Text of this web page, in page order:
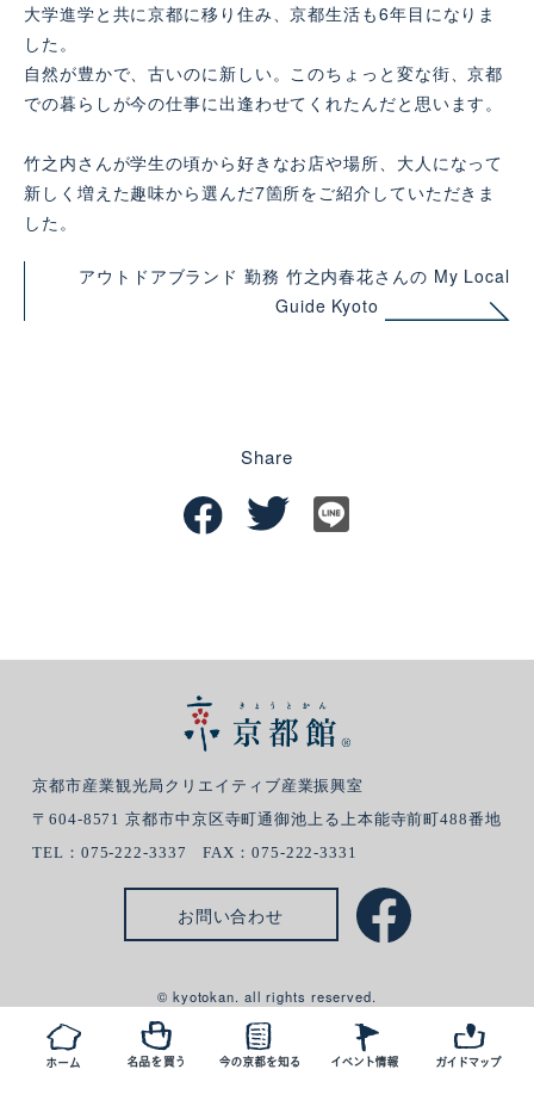
大学進学と共に京都に移り住み、京都生活も6年目になりま
した。
自然が豊かで、古いのに新しい。このちょっと変な街、京都
での暮らしが今の仕事に出逢わせてくれたんだと思います。
竹之内さんが学生の頃から好きなお店や場所、大人になって
新しく増えた趣味から選んだ7箇所をご紹介していただきま
した。
アウトドアブランド 勤務 竹之内春花さんの My Local
Guide Kyoto
Share
京都市産業観光局クリエイティブ産業振興室
〒604-8571 京都市中京区寺町通御池上る上本能寺前町488番地
TEL：075-222-3337 FAX：075-222-3331
お問い合わせ
© kyotokan. all rights reserved.